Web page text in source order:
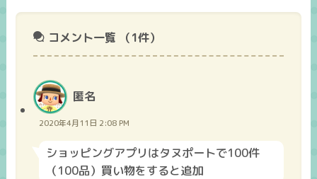
コメント一覧 （1件）
匿名
2020年4月11日 2:08 PM
ショッピングアプリはタヌポートで100件
（100品）買い物をすると追加